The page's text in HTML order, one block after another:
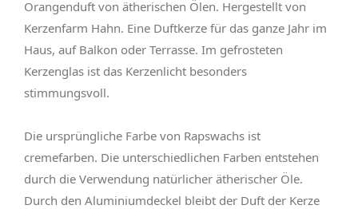
Orangenduft von ätherischen Ölen. Hergestellt von
Kerzenfarm Hahn. Eine Duftkerze für das ganze Jahr im
Haus, auf Balkon oder Terrasse. Im gefrosteten
Kerzenglas ist das Kerzenlicht besonders
stimmungsvoll.
Die ursprüngliche Farbe von Rapswachs ist
cremefarben. Die unterschiedlichen Farben entstehen
durch die Verwendung natürlicher ätherischer Öle.
Durch den Aluminiumdeckel bleibt der Duft der Kerze